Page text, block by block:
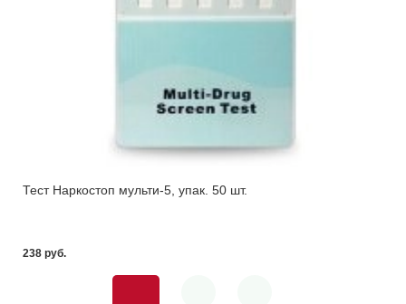
Тест Наркостоп мульти-5, упак. 50 шт.
238 pуб.